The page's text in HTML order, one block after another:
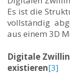
Es ist die
vollständig
aus einem 3D
Digitale
existieren[3]